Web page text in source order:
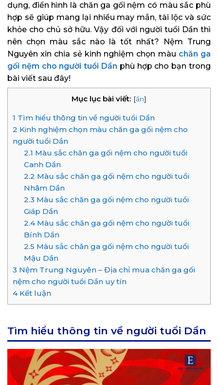
dụng, điển hình là chăn ga gối nệm có màu sắc phù
hợp sẽ giúp mang lại nhiều may mắn, tài lộc và sức
khỏe cho chủ sở hữu. Vậy đối với người tuổi Dần thì
nên chọn màu sắc nào là tốt nhất? Nệm Trung
Nguyên xin chia sẻ kinh nghiệm chọn màu chăn ga
gối nệm cho người tuổi Dần phù hợp cho bạn trong
bài viết sau đây!
Mục lục bài viết: [ẩn]
1 Tìm hiểu thông tin về người tuổi Dần
2 Kinh nghiệm chọn màu chăn ga gối nệm cho
người tuổi Dần
2.1 Màu sắc chăn ga gối nệm cho người tuổi
Canh Dần
2.2 Màu sắc chăn ga gối nệm cho người tuổi
Nhâm Dần
2.3 Màu sắc chăn ga gối nệm cho người tuổi
Giáp Dần
2.4Màu sắc chăn ga gối nệm cho người tuổi
Bính Dần
2.5 Màu sắc chăn ga gối nệm cho người tuổi
Mậu Dần
3 Nệm Trung Nguyên – Địa chỉ mua chăn ga gối
nệm cho người tuổi Dần uy tín
4Kết luận
Tìm hiểu thông tin về người tuổi Dần